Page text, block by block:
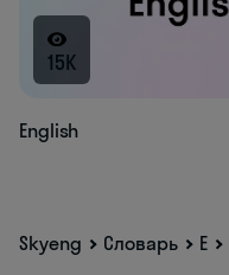
15K
English
Skyeng Словарь E